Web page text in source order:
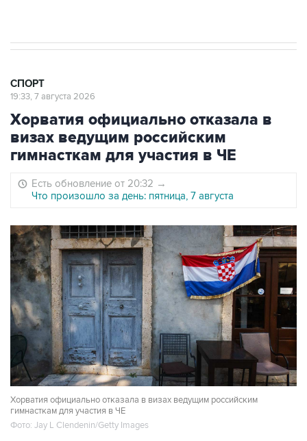
СПОРТ
19:33, 7 августа 2026
Хорватия официально отказала в
визах ведущим российским
гимнасткам для участия в ЧЕ
Есть обновление от 20:32 →
Что произошло за день: пятница, 7 августа
Хорватия официально отказала в визах ведущим российским
гимнасткам для участия в ЧЕ
Фото: Jay L Clendenin/Getty Images